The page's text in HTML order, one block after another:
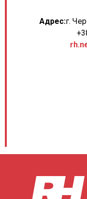
Адрес:г.